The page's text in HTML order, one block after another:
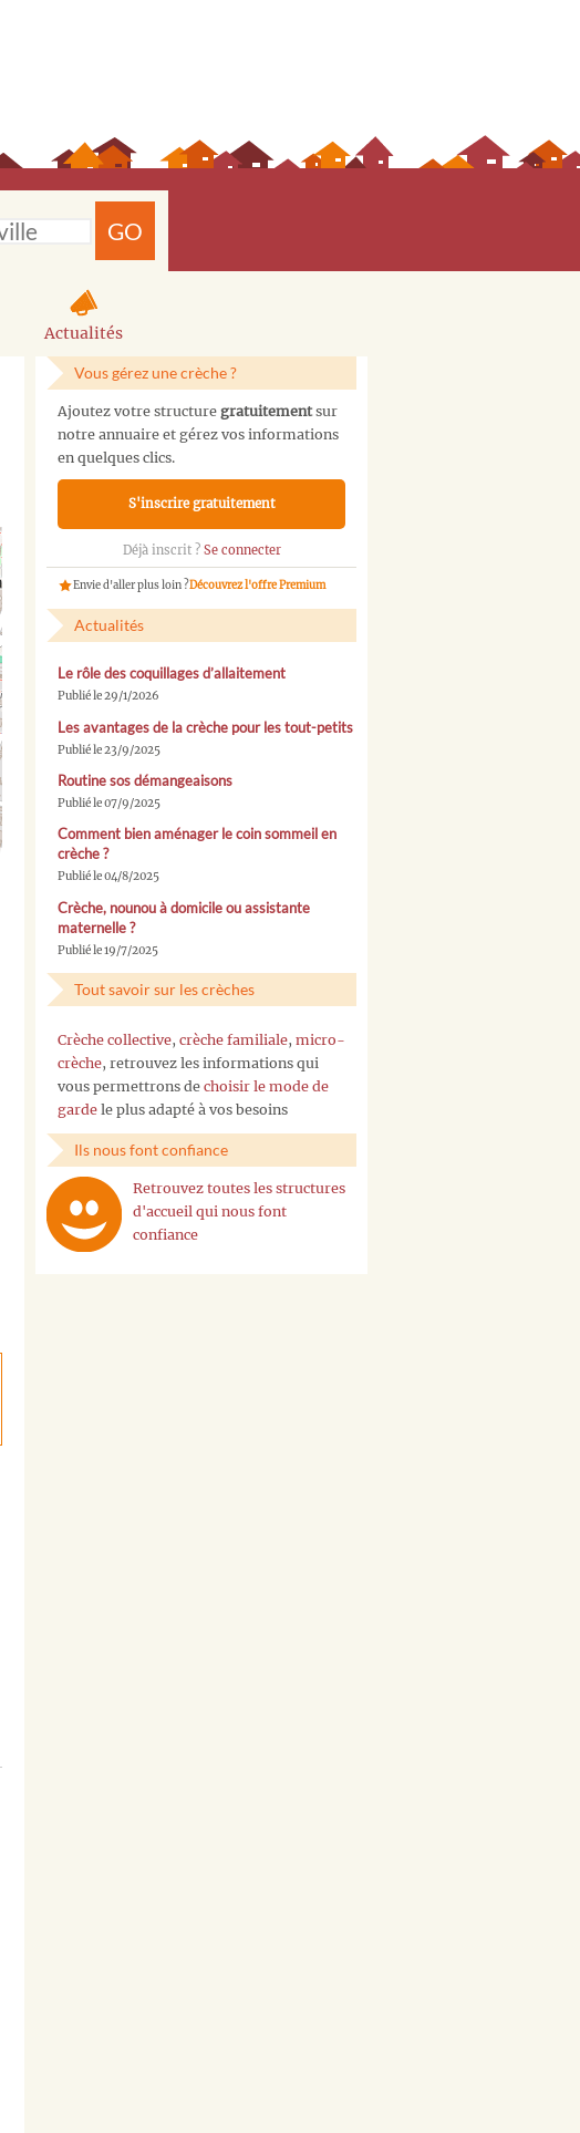
GO
Actualités
Vous gérez une crèche ?
Ajoutez votre structure gratuitementsur
notre annuaire et gérez vos informations
en quelques clics.
S'inscrire gratuitement
Déjà inscrit ? Se connecter
Envie d'aller plus loin ?Découvrez l'offre Premium
Actualités
Le rôle des coquillages d’allaitement
Publié le 29/1/2026
Les avantages de la crèche pour les tout-petits
Publié le 23/9/2025
Routine sos démangeaisons
Publié le 07/9/2025
Comment bien aménager le coin sommeil en
crèche ?
Publié le 04/8/2025
Crèche, nounou à domicile ou assistante
maternelle ?
Publié le 19/7/2025
Tout savoir sur les crèches
Crèche collective, crèche familiale, micro-
crèche, retrouvez les informations qui
vous permettrons de choisir le mode de
garde le plus adapté à vos besoins
Ils nous font confiance
Retrouvez toutes les structures
d'accueil qui nous font
confiance